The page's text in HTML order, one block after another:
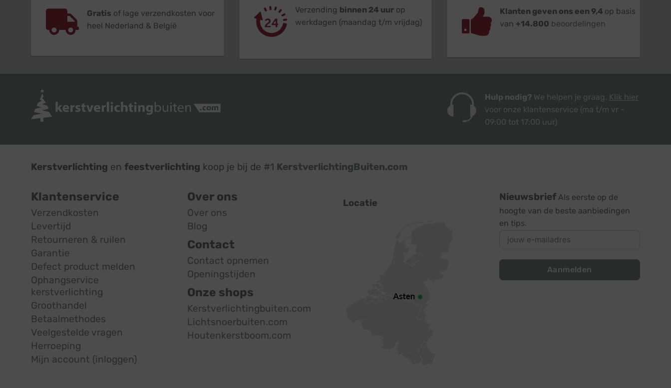
Gratis of lage verzendkosten voor
heel Nederland & België
Verzending binnen 24 uurop
werkdagen (maandag t/m vrijdag)
Klanten geven ons een 9,4 op basis
van +14.800 beoordelingen
Hulp nodig? We helpen je graag. Klik hier
voor onze klantenservice (ma t/m vr -
09:00 tot 17:00 uur)
Kerstverlichting en feestverlichting koop je bij de #1 KerstverlichtingBuiten.com
Klantenservice
Verzendkosten
Levertijd
Retourneren & ruilen
Garantie
Defect product melden
Ophangservice
kerstverlichting
Groothandel
Betaalmethodes
Veelgestelde vragen
Herroeping
Mijn account (inloggen)
Over ons
Over ons
Blog
Contact
Contact opnemen
Openingstijden
Onze shops
Kerstverlichtingbuiten.com
Lichtsnoerbuiten.com
Houtenkerstboom.com
Locatie
Nieuwsbrief Als eerste op de
hoogte van de beste aanbiedingen
en tips.
Aanmelden